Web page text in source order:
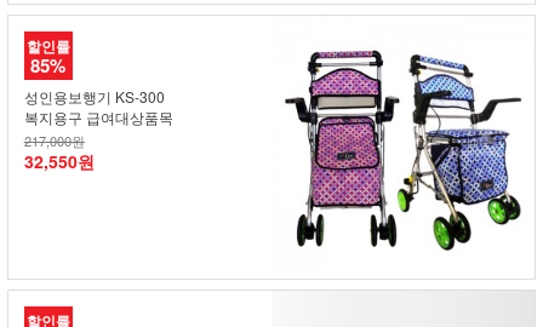
할인률
85%
성인용보행기 KS-300
복지용구 급여대상품목
217,000원
32,550원
할인률